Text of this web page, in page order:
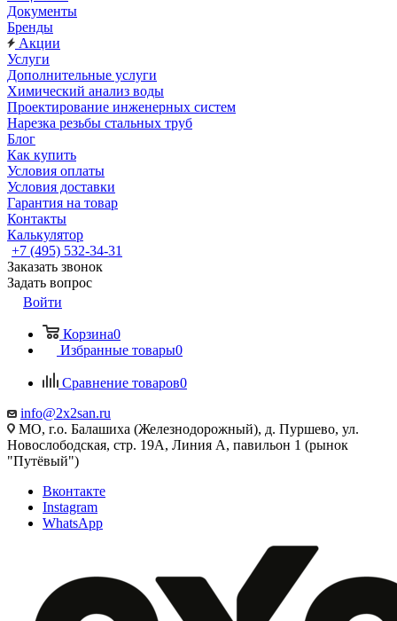
Документы
Бренды
Акции
Услуги
Дополнительные услуги
Химический анализ воды
Проектирование инженерных систем
Нарезка резьбы стальных труб
Блог
Как купить
Условия оплаты
Условия доставки
Гарантия на товар
Контакты
Калькулятор
+7 (495) 532‑34‑31
Заказать звонок
Задать вопрос
Войти
Корзина0
Избранные товары0
Сравнение товаров0
info@2x2san.ru
МО, г.о. Балашиха (Железнодорожный), д. Пуршево, ул.
Новослободская, стр. 19А, Линия А, павильон 1 (рынок
"Путёвый")
Вконтакте
Instagram
WhatsApp